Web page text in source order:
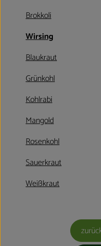
Kühltheke
Aktionen & Neues
Naturkost
Getränke
Haushaltswaren
So geht´s
Hofladen
Über uns
Veranstaltungen
Brokkoli
Wirsing
Blaukraut
Grünkohl
Kohlrabi
Mangold
Rosenkohl
Sauerkraut
Weißkraut